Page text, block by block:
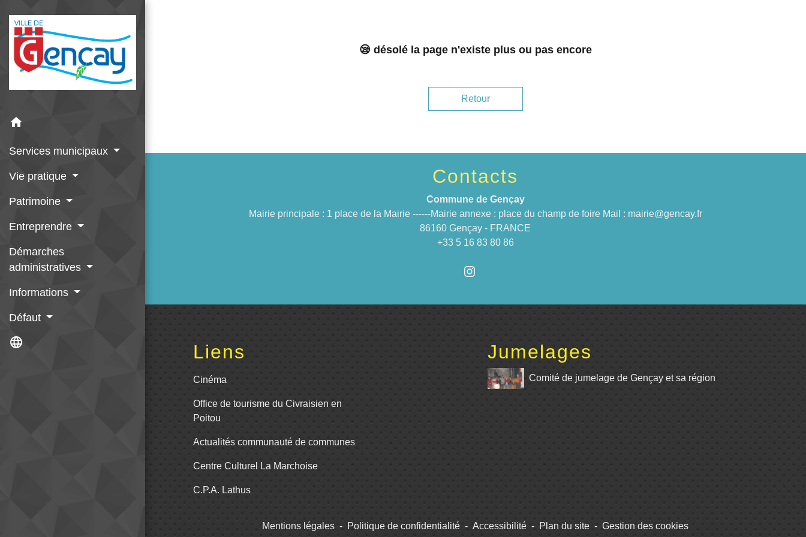
home
Services municipaux
Vie pratique
Patrimoine
Entreprendre
Démarches
administratives
Informations
Défaut
language
😪 désolé la page n'existe plus ou pas encore
Retour
Contacts
Commune de Gençay
Mairie principale : 1 place de la Mairie ------Mairie annexe : place du champ de foire Mail : mairie@gencay.fr
86160 Gençay - FRANCE
+33 5 16 83 80 86
Liens
Cinéma
Office de tourisme du Civraisien en
Poitou
Actualités communauté de communes
Centre Culturel La Marchoise
C.P.A. Lathus
Jumelages
Comité de jumelage de Gençay et sa région
Mentions légales - Politique de confidentialité - Accessibilité - Plan du site - Gestion des cookies